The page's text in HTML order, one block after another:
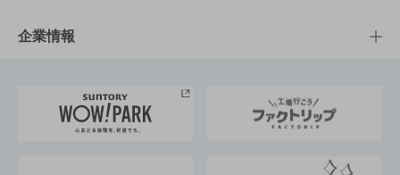
栄養成分一覧
工場見学
地域情報
サントリーホール
サントリーサンバーズ大阪
サステナビリティTOP
サントリーが考えるサステナビリティ経営
企業情報
企業概要